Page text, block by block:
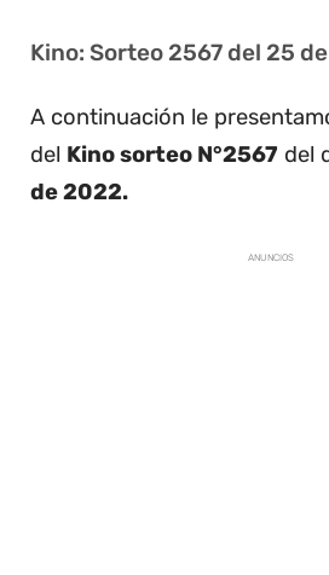
Kino: Sorteo 2567 del 25
A continuación le
del Kino sorteo N°2567 del
de 2022.
ANUNCIOS